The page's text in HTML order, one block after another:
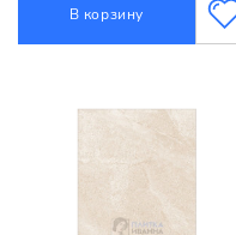
В корзину